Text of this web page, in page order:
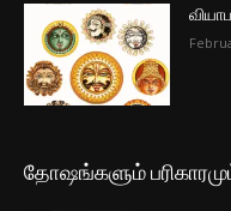
தோஷங்களும்